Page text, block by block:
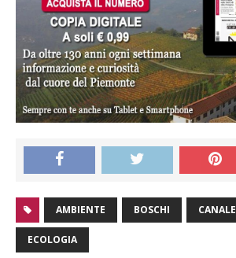
AMBIENTE BOSCHI CANALE
ECOLOGIA